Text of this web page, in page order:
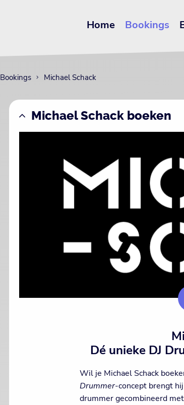
Home Bookings
Bookings Michael Schack
Michael Schack boeken
Dé unieke DJ
Wil je Michael Schack
Drummer-concept brengt
drummer gecombineerd